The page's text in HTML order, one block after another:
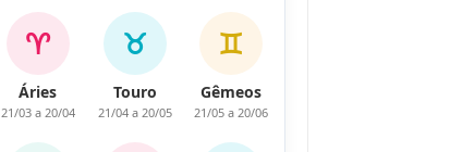
♈
Áries
21/03 a 20/04
♉
Touro
21/04 a 20/05
♊
Gêmeos
21/05 a 20/06